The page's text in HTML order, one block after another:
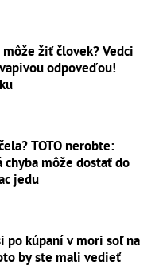
žiť človek? Vedci
odpoveďou!
TOTO nerobte:
chyba môže dostať do
jedu
po kúpaní v mori soľ na
by ste mali vedieť